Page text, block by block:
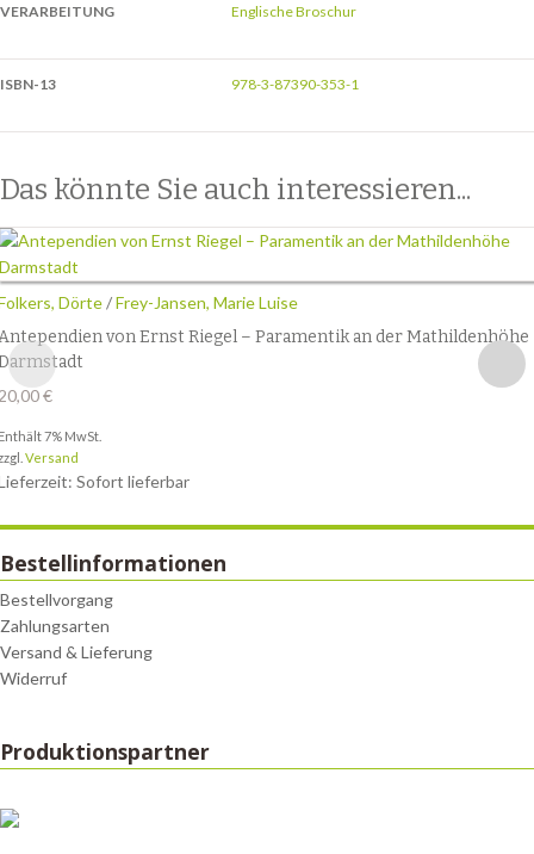
VERARBEITUNG Englische Broschur
ISBN-13 978-3-87390-353-1
Das könnte Sie auch interessieren...
Dörte/Frey-Jansen, Marie Luise
von Ernst Riegel – Paramentik an der Mathildenhöhe
€
7% MwSt.
Versand
Sofort lieferbar
Bestellinformationen
Bestellvorgang
Zahlungsarten
Versand & Lieferung
Widerruf
Produktionspartner